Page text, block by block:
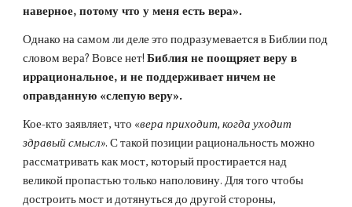
наверное, потому что у меня есть вера».
Однако на самом ли деле это подразумевается в Библии под
словом вера? Вовсе нет! Библия не поощряет веру в
иррациональное, и не поддерживает ничем не
оправданную «слепую веру».
Кое-кто заявляет, что «вера приходит, когда уходит
здравый смысл». С такой позиции рациональность можно
рассматривать как мост, который простирается над
великой пропастью только наполовину. Для того чтобы
достроить мост и дотянуться до другой стороны,